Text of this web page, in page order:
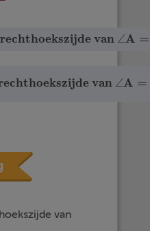
van ∠A =
rechthoekszijde van∠A
van ∠A =
rechthoekszijde van∠ A=
van